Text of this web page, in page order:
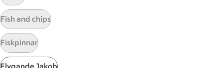
Start
Fish and chips
Fiskpinnar